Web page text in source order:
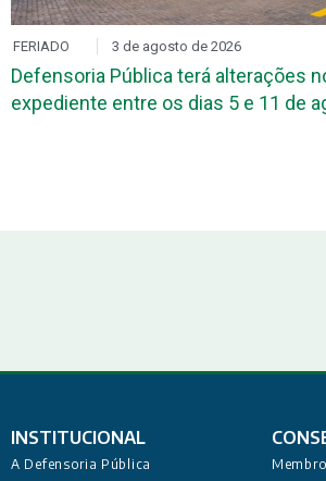
FERIADO 3 de agosto de 2026
Defensoria Pública terá alterações
expediente entre os dias 5 e 11 de
INSTITUCIONAL
A Defensoria Pública